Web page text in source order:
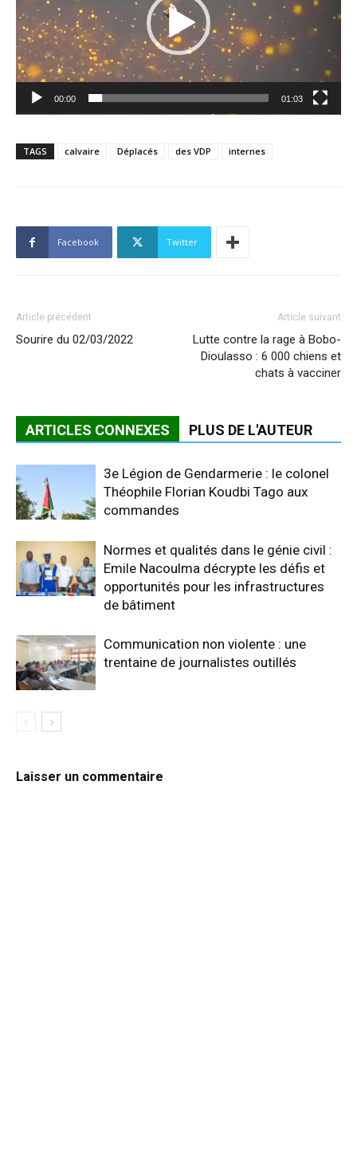
00:00 01:03
TAGS calvaire Déplacés des VDP internes
Facebook Twitter
Article précédent
Sourire du 02/03/2022
Article suivant
Lutte contre la rage à Bobo-
Dioulasso : 6 000 chiens et
chats à vacciner
ARTICLES CONNEXES PLUS DE L'AUTEUR
3e Légion de Gendarmerie : le colonel
Théophile Florian Koudbi Tago aux
commandes
Normes et qualités dans le génie civil :
Emile Nacoulma décrypte les défis et
opportunités pour les infrastructures
de bâtiment
Communication non violente : une
trentaine de journalistes outillés
Laisser un commentaire